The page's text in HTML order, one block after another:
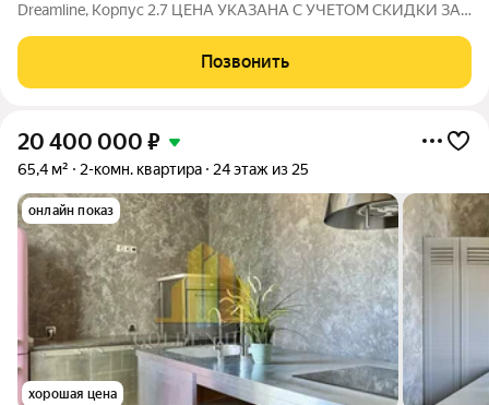
Dreamline, Корпус 2.7 ЦЕНА УКАЗАНА С УЧЕТОМ СКИДКИ ЗА
сертификат новосела в магазин ХОФФ на сумму 50 000
рублей. Им можно оплатить не
Позвонить
20 400 000 ₽
65,4 м² 2-комн. квартира 24 этаж из 25
онлайн показ
хорошая цена